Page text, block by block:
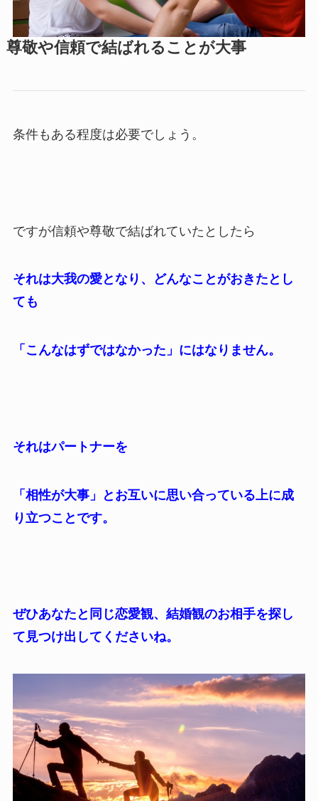
尊敬や信頼で結ばれることが大事
条件もある程度は必要でしょう。
ですが信頼や尊敬で結ばれていたとしたら
それは大我の愛となり、どんなことがおきたとし
ても
「こんなはずではなかった」にはなりません。
それはパートナーを
「相性が大事」とお互いに思い合っている上に成
り立つことです。
ぜひあなたと同じ恋愛観、結婚観のお相手を探し
て見つけ出してくださいね。